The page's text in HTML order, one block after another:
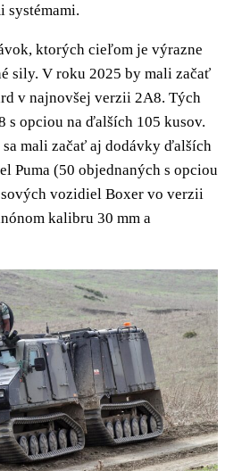
ktorých cieľom je výrazne
sily. V roku 2025 by mali začať
v najnovšej verzii 2A8. Tých
s opciou na ďalších 105 kusov.
mali začať aj dodávky ďalších
Puma (50 objednaných s opciou
vozidiel Boxer vo verzii
kalibru 30 mm a